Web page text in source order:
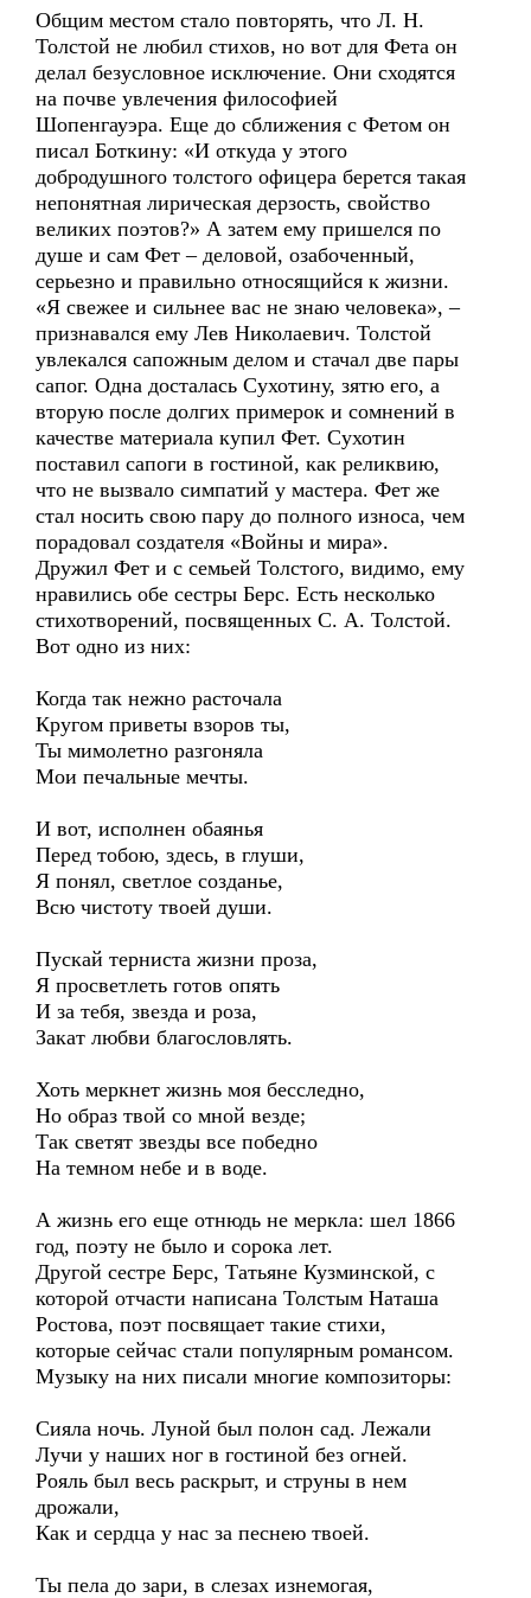
Общим местом стало повторять, что Л. Н.
Толстой не любил стихов, но вот для Фета он
делал безусловное исключение. Они сходятся
на почве увлечения философией
Шопенгауэра. Еще до сближения с Фетом он
писал Боткину: «И откуда у этого
добродушного толстого офицера берется такая
непонятная лирическая дерзость, свойство
великих поэтов?» А затем ему пришелся по
душе и сам Фет – деловой, озабоченный,
серьезно и правильно относящийся к жизни.
«Я свежее и сильнее вас не знаю человека», –
признавался ему Лев Николаевич. Толстой
увлекался сапожным делом и стачал две пары
сапог. Одна досталась Сухотину, зятю его, а
вторую после долгих примерок и сомнений в
качестве материала купил Фет. Сухотин
поставил сапоги в гостиной, как реликвию,
что не вызвало симпатий у мастера. Фет же
стал носить свою пару до полного износа, чем
порадовал создателя «Войны и мира».
Дружил Фет и с семьей Толстого, видимо, ему
нравились обе сестры Берс. Есть несколько
стихотворений, посвященных С. А. Толстой.
Вот одно из них:
Когда так нежно расточала
Кругом приветы взоров ты,
Ты мимолетно разгоняла
Мои печальные мечты.
И вот, исполнен обаянья
Перед тобою, здесь, в глуши,
Я понял, светлое созданье,
Всю чистоту твоей души.
Пускай терниста жизни проза,
Я просветлеть готов опять
И за тебя, звезда и роза,
Закат любви благословлять.
Хоть меркнет жизнь моя бесследно,
Но образ твой со мной везде;
Так светят звезды все победно
На темном небе и в воде.
А жизнь его еще отнюдь не меркла: шел 1866
год, поэту не было и сорока лет.
Другой сестре Берс, Татьяне Кузминской, с
которой отчасти написана Толстым Наташа
Ростова, поэт посвящает такие стихи,
которые сейчас стали популярным романсом.
Музыку на них писали многие композиторы:
Сияла ночь. Луной был полон сад. Лежали
Лучи у наших ног в гостиной без огней.
Рояль был весь раскрыт, и струны в нем
дрожали,
Как и сердца у нас за песнею твоей.
Ты пела до зари, в слезах изнемогая,